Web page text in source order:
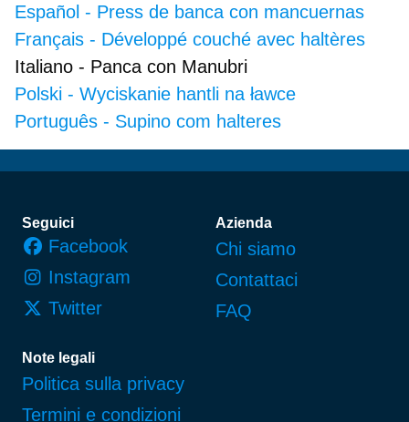
Español - Press de banca con mancuernas
Français - Développé couché avec haltères
Italiano - Panca con Manubri
Polski - Wyciskanie hantli na ławce
Português - Supino com halteres
Piè di pagina
Seguici
Facebook
Instagram
Twitter
Azienda
Chi siamo
Contattaci
FAQ
Note legali
Politica sulla privacy
Termini e condizioni